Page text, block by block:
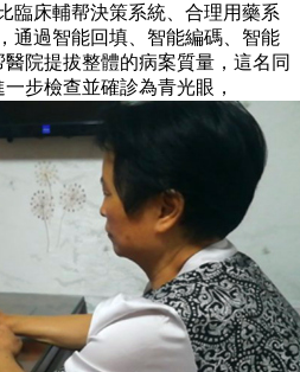
臨床輔帮決策系統、合理用藥系
通過智能回填、智能編碼、智能
院提拔整體的病案質量，這名同
步檢查並確診為青光眼，